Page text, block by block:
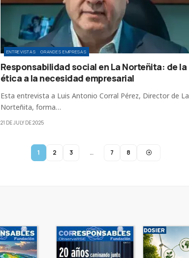
ENTREVISTAS GRANDES EMPRESAS
Responsabilidad social en La Norteñita: de la
ética a la necesidad empresarial
Esta entrevista a Luis Antonio Corral Pérez, Director de La
Norteñita, forma…
21 DE JULY DE 2025
1 2 3 … 7 8